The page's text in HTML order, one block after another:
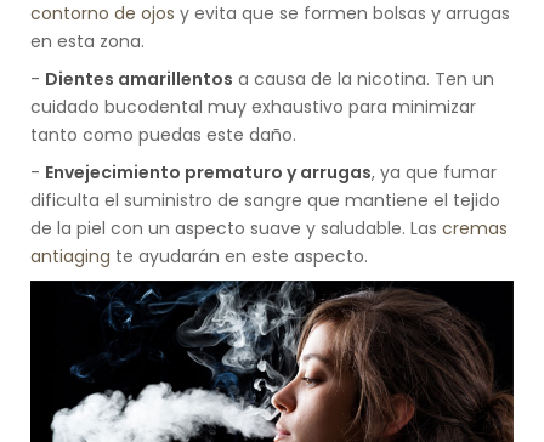
contorno de ojos y evita que se formen bolsas y arrugas
en esta zona.
- Dientes amarillentos a causa de la nicotina. Ten un
cuidado bucodental muy exhaustivo para minimizar
tanto como puedas este daño.
- Envejecimiento prematuro y arrugas, ya que fumar
dificulta el suministro de sangre que mantiene el tejido
de la piel con un aspecto suave y saludable. Las cremas
antiaging te ayudarán en este aspecto.